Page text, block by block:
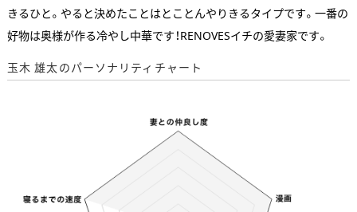
きるひと。やると決めたことはとことんやりきるタイプです。一番の
好物は奥様が作る冷やし中華です！RENOVESイチの愛妻家です。
玉木 雄太のパーソナリティチャート